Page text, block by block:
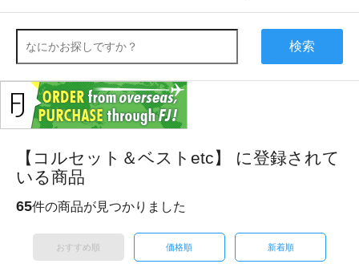
検索
【コルセット＆ベストetc】 に登録されて
いる商品
65件の商品が見つかりました
おすすめ順 価格順 新着順